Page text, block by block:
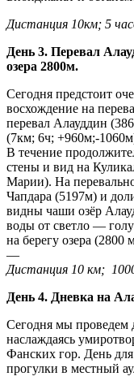
Дистанция 10км; 5
День 3. Перевал
озера 2800м.
Сегодня предстоит
восхождение на
перевал Алауддин
(7км; 6ч; +960м;-
В течение
стены и вид на
Марии). На
Чапдара (5197м) и
видны чаши озёр
воды от светло —
на берегу озера (2800
—
Дистанция 10 км;
День 4. Дневка на
Сегодня мы проведем
наслаждаясь
Фанских гор. День
прогулки в местный